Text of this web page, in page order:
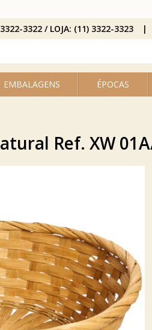
EMBALAGENS ÉPOCAS
3322 / LOJA: (11) 3322-3323
Ref. XW